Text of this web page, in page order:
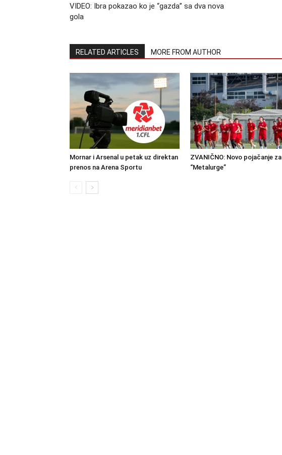
VIDEO: Ibra pokazao ko je “gazda” sa dva nova
gola
RELATED ARTICLES MORE FROM AUTHOR
Mornar i Arsenal u petak uz direktan
prenos na Arena Sportu
ZVANIČNO: Novo pojačanje za
“Metalurge”